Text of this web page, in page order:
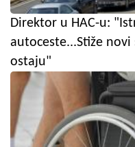
Direktor u HAC-u:
autoceste...Stiže
ostaju"